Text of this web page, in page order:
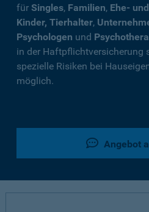
für Singles, Familien, Ehe-
Kinder, Tierhalter,
Psychologen und
in der Haftpflichtversicherung
spezielle Risiken bei
möglich.
Angebot